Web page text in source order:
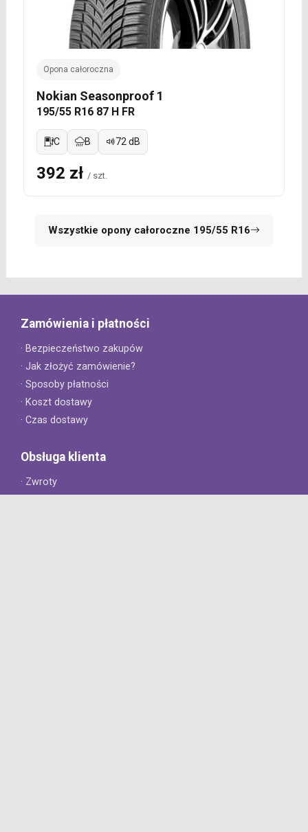
Opona całoroczna
Nokian Seasonproof 1
195/55 R16 87 H FR
C B 72 dB
392 zł / szt.
Wszystkie opony całoroczne 195/55 R16
Zamówienia i płatności
· Bezpieczeństwo zakupów
· Jak złożyć zamówienie?
· Sposoby płatności
· Koszt dostawy
· Czas dostawy
Obsługa klienta
· Zwroty